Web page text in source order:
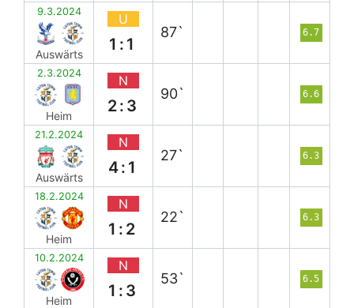
9.3.2024
Auswärts
U
1:1
87` 6.7
2.3.2024
Heim
N
2:3
90` 6.6
21.2.2024
Auswärts
N
4:1
27` 6.3
18.2.2024
Heim
N
1:2
22` 6.3
10.2.2024
Heim
N
1:3
53` 6.5